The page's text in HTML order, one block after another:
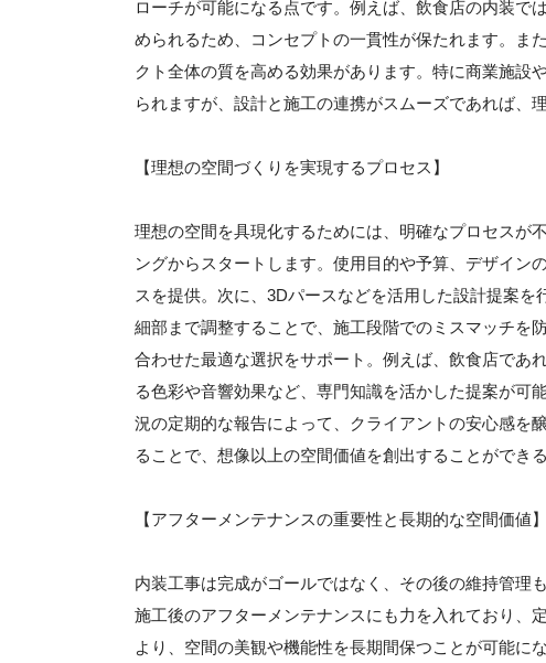
ローチが可能になる点です。例えば、飲食店の内装で
められるため、コンセプトの一貫性が保たれます。ま
クト全体の質を高める効果があります。特に商業施設
られますが、設計と施工の連携がスムーズであれば、
【理想の空間づくりを実現するプロセス】
理想の空間を具現化するためには、明確なプロセスが
ングからスタートします。使用目的や予算、デザイン
スを提供。次に、3Dパースなどを活用した設計提案
細部まで調整することで、施工段階でのミスマッチを
合わせた最適な選択をサポート。例えば、飲食店であ
る色彩や音響効果など、専門知識を活かした提案が可
況の定期的な報告によって、クライアントの安心感を
ることで、想像以上の空間価値を創出することができる
【アフターメンテナンスの重要性と長期的な空間価値】
内装工事は完成がゴールではなく、その後の維持管理
施工後のアフターメンテナンスにも力を入れており、
より、空間の美観や機能性を長期間保つことが可能に